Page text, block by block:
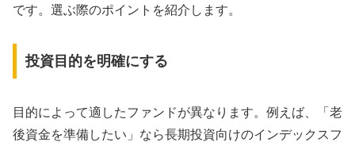
です。選ぶ際のポイントを紹介します。
投資目的を明確にする
目的によって適したファンドが異なります。例えば、「老
後資金を準備したい」なら長期投資向けのインデックスフ